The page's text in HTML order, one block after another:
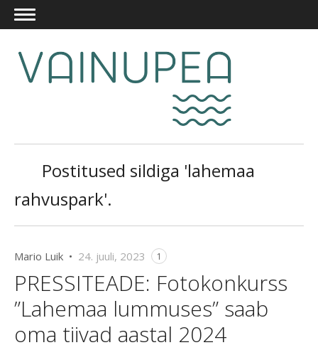
Postitused sildiga 'lahemaa
rahvuspark'.
Mario Luik • 24. juuli, 2023 1
PRESSITEADE: Fotokonkurss
”Lahemaa lummuses” saab
oma tiivad aastal 2024